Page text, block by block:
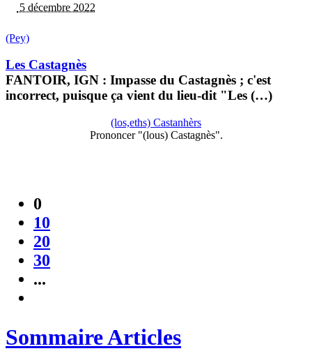
5 décembre 2022
(Pey)
Les Castagnès
FANTOIR, IGN : Impasse du Castagnès ; c'est
incorrect, puisque ça vient du lieu-dit "Les (…)
(los,eths) Castanhèrs
Prononcer "(lous) Castagnès".
0
10
20
30
...
Sommaire Articles